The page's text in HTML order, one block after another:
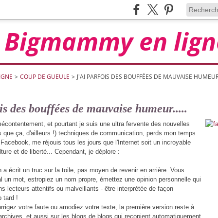
Bigmammy en
> COUP DE GUEULE > J'AI PARFOIS DES BOUFFÉES DE MAUVAISE
des bouffées de mauvaise humeur.....
et pourtant je suis une ultra fervente des nouvelles
que ça, d'ailleurs !) techniques de communication, perds mon temps
me réjouis tous les jours que l'Internet soit un incroyable
et de liberté... Cependant, je déplore :
a écrit un truc sur la toile, pas moyen de revenir en arrière. Vous
un mot, estropiez un nom propre, émettez une opinion personnelle qui
lecteurs attentifs ou malveillants - être interprétée de façon
tard !
votre faute ou amodiez votre texte, la première version reste à
et aussi sur les blogs de blogs qui recopient automatiquement